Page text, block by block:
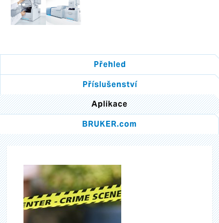
Přehled
Příslušenství
Aplikace
BRUKER.com